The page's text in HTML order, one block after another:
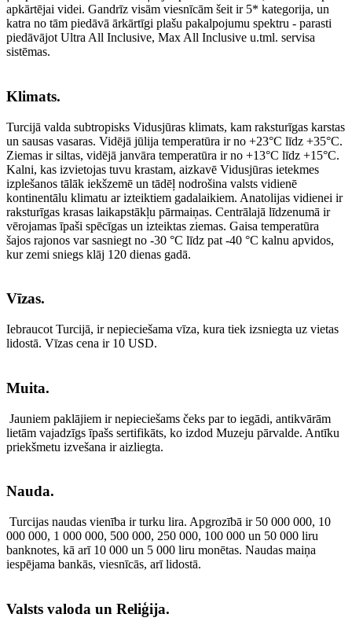
apkārtējai videi. Gandrīz visām viesnīcām šeit ir 5* kategorija, un
katra no tām piedāvā ārkārtīgi plašu pakalpojumu spektru - parasti
piedāvājot Ultra All Inclusive, Max All Inclusive u.tml. servisa
sistēmas.
Klimats.
Turcijā valda subtropisks Vidusjūras klimats, kam raksturīgas karstas
un sausas vasaras. Vidējā jūlija temperatūra ir no +23°C līdz +35°C.
Ziemas ir siltas, vidējā janvāra temperatūra ir no +13°C līdz +15°C.
Kalni, kas izvietojas tuvu krastam, aizkavē Vidusjūras ietekmes
izplešanos tālāk iekšzemē un tādēļ nodrošina valsts vidienē
kontinentālu klimatu ar izteiktiem gadalaikiem. Anatolijas vidienei ir
raksturīgas krasas laikapstākļu pārmaiņas. Centrālajā līdzenumā ir
vērojamas īpaši spēcīgas un izteiktas ziemas. Gaisa temperatūra
šajos rajonos var sasniegt no -30 °C līdz pat -40 °C kalnu apvidos,
kur zemi sniegs klāj 120 dienas gadā.
Vīzas.
Iebraucot Turcijā, ir nepieciešama vīza, kura tiek izsniegta uz vietas
lidostā. Vīzas cena ir 10 USD.
Muita.
Jauniem paklājiem ir nepieciešams čeks par to iegādi, antikvārām
lietām vajadzīgs īpašs sertifikāts, ko izdod Muzeju pārvalde. Antīku
priekšmetu izvešana ir aizliegta.
Nauda.
Turcijas naudas vienība ir turku lira. Apgrozībā ir 50 000 000, 10
000 000, 1 000 000, 500 000, 250 000, 100 000 un 50 000 liru
banknotes, kā arī 10 000 un 5 000 liru monētas. Naudas maiņa
iespējama bankās, viesnīcās, arī lidostā.
Valsts valoda un Reliģija.